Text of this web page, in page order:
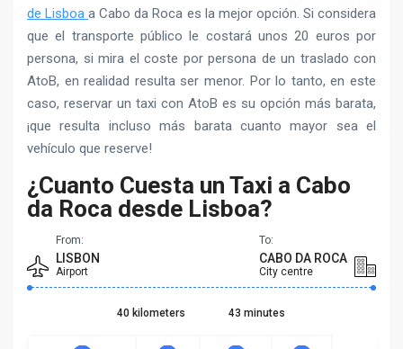
de Lisboaa Cabo da Roca es la mejor opción. Si considera
que el transporte público le costará unos 20 euros por
persona, si mira el coste por persona de un traslado con
AtoB, en realidad resulta ser menor. Por lo tanto, en este
caso, reservar un taxi con AtoB es su opción más barata,
¡que resulta incluso más barata cuanto mayor sea el
vehículo que reserve!
¿Cuanto Cuesta un Taxi a Cabo
da Roca desde Lisboa?
From:
LISBON
Airport
To:
CABO DA ROCA
City centre
40 kilometers 43 minutes